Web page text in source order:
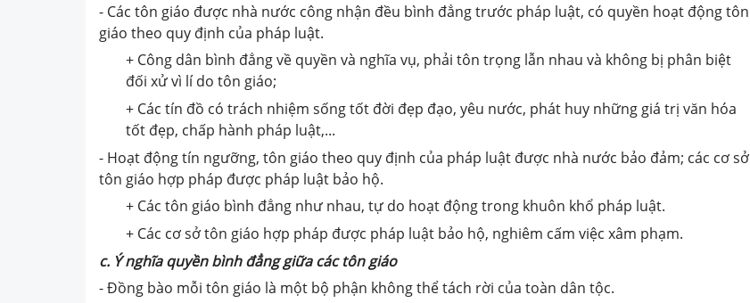
- Các tôn giáo được nhà nước công nhận đều bình đẳng trước pháp luật, có quyền hoạt động tôn
giáo theo quy định của pháp luật.
+ Công dân bình đẳng về quyền và nghĩa vụ, phải tôn trọng lẫn nhau và không bị phân biệt
đối xử vì lí do tôn giáo;
+ Các tín đồ có trách nhiệm sống tốt đời đẹp đạo, yêu nước, phát huy những giá trị văn hóa
tốt đẹp, chấp hành pháp luật,...
- Hoạt động tín ngưỡng, tôn giáo theo quy định của pháp luật được nhà nước bảo đảm; các cơ sở
tôn giáo hợp pháp được pháp luật bảo hộ.
+ Các tôn giáo bình đẳng như nhau, tự do hoạt động trong khuôn khổ pháp luật.
+ Các cơ sở tôn giáo hợp pháp được pháp luật bảo hộ, nghiêm cấm việc xâm phạm.
c. Ý nghĩa quyền bình đẳng giữa các tôn giáo
- Đồng bào mỗi tôn giáo là một bộ phận không thể tách rời của toàn dân tộc.